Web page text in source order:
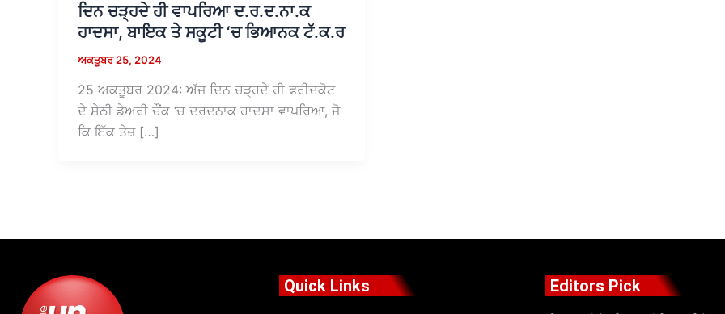
ਦਿਨ ਚੜ੍ਹਦੇ ਹੀ ਵਾਪਰਿਆ ਦ.ਰ.ਦ.ਨਾ.ਕ
ਹਾਦਸਾ, ਬਾਇਕ ਤੇ ਸਕੂਟੀ ‘ਚ ਭਿਆਨਕ ਟੱ.ਕ.ਰ
ਅਕਤੂਬਰ 25, 2024
25 ਅਕਤੂਬਰ 2024: ਅੱਜ ਦਿਨ ਚੜ੍ਹਦੇ ਹੀ ਫਰੀਦਕੋਟ
ਦੇ ਸੇਠੀ ਡੇਅਰੀ ਚੌਂਕ ‘ਚ ਦਰਦਨਾਕ ਹਾਦਸਾ ਵਾਪਰਿਆ, ਜੋ
ਕਿ ਇੱਕ ਤੇਜ਼ […]
Quick Links Editors Pick